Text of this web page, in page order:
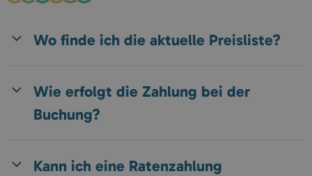
Wo finde ich die aktuelle Preisliste?
Wie erfolgt die Zahlung bei der
Buchung?
Kann ich eine Ratenzahlung